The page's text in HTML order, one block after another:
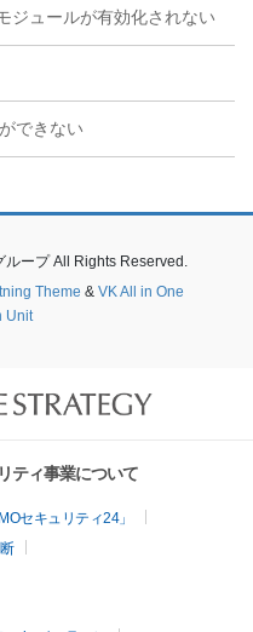
ジュールが有効化されない
できない
ープ All Rights Reserved.
Theme & VK All in One
Unit
ティ事業について
セキュリティ24」